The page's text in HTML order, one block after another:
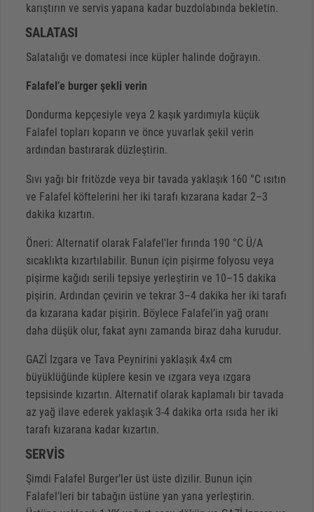
karıştırın ve servis yapana kadar buzdolabında bekletin.
SALATASI
Salatalığı ve domatesi ince küpler halinde doğrayın.
Falafel’e burger şekli verin
Dondurma kepçesiyle veya 2 kaşık yardımıyla küçük
Falafel topları koparın ve önce yuvarlak şekil verin
ardından bastırarak düzleştirin.
Sıvı yağı bir fritözde veya bir tavada yaklaşık 160 °C ısıtın
ve Falafel köftelerini her iki tarafı kızarana kadar 2–3
dakika kızartın.
Öneri: Alternatif olarak Falafel'ler fırında 190 °C Ü/A
sıcaklıkta kızartılabilir. Bunun için pişirme folyosu veya
pişirme kağıdı serili tepsiye yerleştirin ve 10–15 dakika
pişirin. Ardından çevirin ve tekrar 3–4 dakika her iki tarafı
da kızarana kadar pişirin. Böylece Falafel’in yağ oranı
daha düşük olur, fakat aynı zamanda biraz daha kurudur.
GAZİ Izgara ve Tava Peynirini yaklaşık 4x4 cm
büyüklüğünde küplere kesin ve ızgara veya ızgara
tepsisinde kızartın. Alternatif olarak kaplamalı bir tavada
az yağ ilave ederek yaklaşık 3-4 dakika orta ısıda her iki
tarafı kızarana kadar kızartın.
SERVIS
Şimdi Falafel Burger’ler üst üste dizilir. Bunun için
Falafel'leri bir tabağın üstüne yan yana yerleştirin.